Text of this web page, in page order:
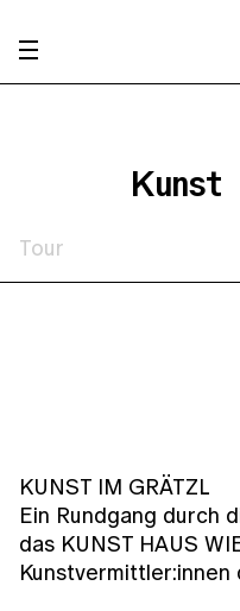
Tour
KUNST IM GRÄTZL
Ein Rundgang durch
das KUNST HAUS
Kunstvermittler:innen